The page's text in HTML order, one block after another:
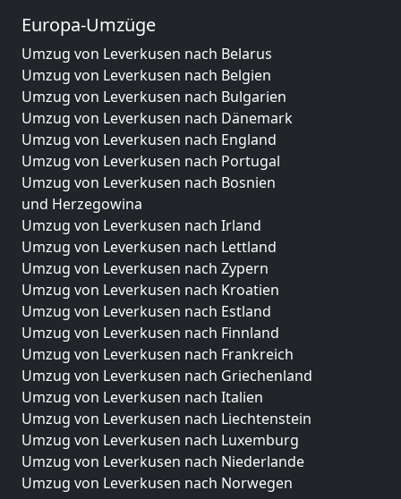
Europa-Umzüge
Umzug von Leverkusen nach Belarus
Umzug von Leverkusen nach Belgien
Umzug von Leverkusen nach Bulgarien
Umzug von Leverkusen nach Dänemark
Umzug von Leverkusen nach England
Umzug von Leverkusen nach Portugal
Umzug von Leverkusen nach Bosnien
und Herzegowina
Umzug von Leverkusen nach Irland
Umzug von Leverkusen nach Lettland
Umzug von Leverkusen nach Zypern
Umzug von Leverkusen nach Kroatien
Umzug von Leverkusen nach Estland
Umzug von Leverkusen nach Finnland
Umzug von Leverkusen nach Frankreich
Umzug von Leverkusen nach Griechenland
Umzug von Leverkusen nach Italien
Umzug von Leverkusen nach Liechtenstein
Umzug von Leverkusen nach Luxemburg
Umzug von Leverkusen nach Niederlande
Umzug von Leverkusen nach Norwegen